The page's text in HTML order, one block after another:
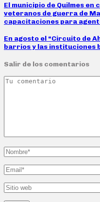
El municipio de Quilmes
veteranos de guerra de
capacitaciones para
En agosto el “Circuito de
barrios y las instituciones
Salir de los comentarios